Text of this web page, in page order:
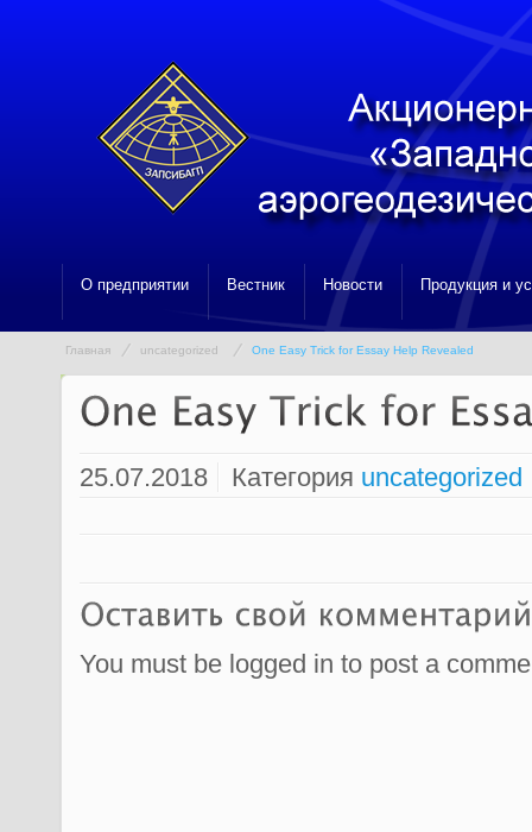
О предприятии Вестник Новости Продукция и
Главная uncategorized One Easy Trick for Essay Help Revealed
25.07.2018 Категория uncategorized
You must be logged in to post a